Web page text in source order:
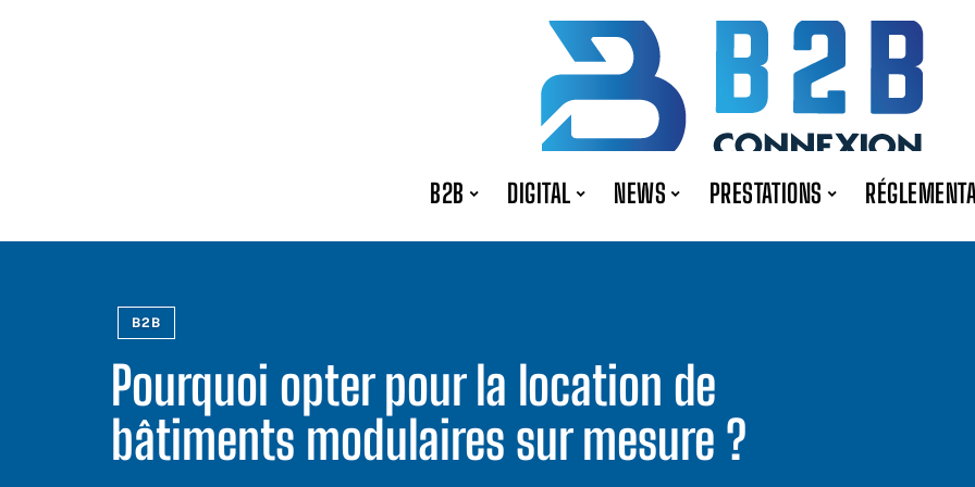
B2B DIGITAL NEWS PRESTATIONS
B2B
Pourquoi opter pour la location de
bâtiments modulaires sur mesure ?